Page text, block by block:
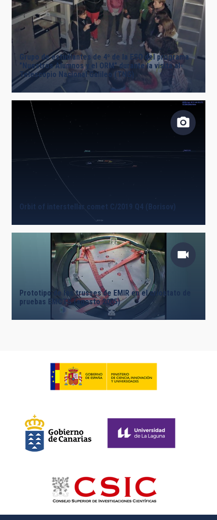
Grupo de estudiantes de 4º de la ESO del programa
"Nuestros Alumnos y el ORM" durante la visita al
Telescopio Nacional Galileo (TNG)
Orbit of interstellar comet C/2019 Q4 (Borisov)
Prototipo de los trusses de EMIR en el criostato de
pruebas EMCTS (agosto 2005)